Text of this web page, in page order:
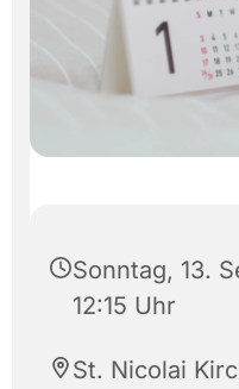
Sonntag, 13.
12:15 Uhr
St. Nicolai